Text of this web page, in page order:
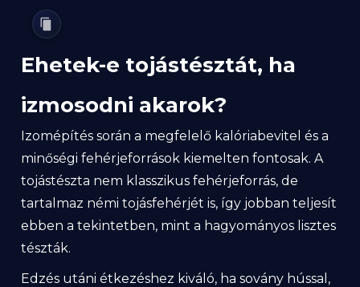
Ehetek-e tojástésztát, ha
izmosodni akarok?
Izomépítés során a megfelelő kalóriabevitel és a
minőségi fehérjeforrások kiemelten fontosak. A
tojástészta nem klasszikus fehérjeforrás, de
tartalmaz némi tojásfehérjét is, így jobban teljesít
ebben a tekintetben, mint a hagyományos lisztes
tészták.
Edzés utáni étkezéshez kiváló, ha sovány hússal,